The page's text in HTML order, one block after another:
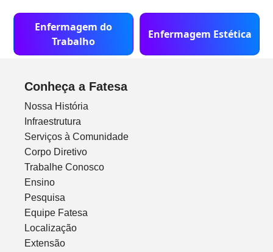
Enfermagem do
Trabalho
Enfermagem Estética
Conheça a Fatesa
Nossa História
Infraestrutura
Serviços à Comunidade
Corpo Diretivo
Trabalhe Conosco
Ensino
Pesquisa
Equipe Fatesa
Localização
Extensão